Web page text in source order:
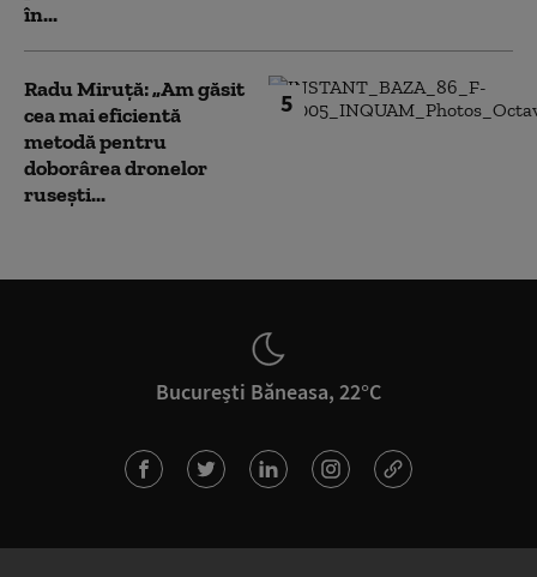
în...
5
Radu Miruță: „Am găsit
cea mai eficientă
metodă pentru
doborârea dronelor
rusești...
București Băneasa, 22°C